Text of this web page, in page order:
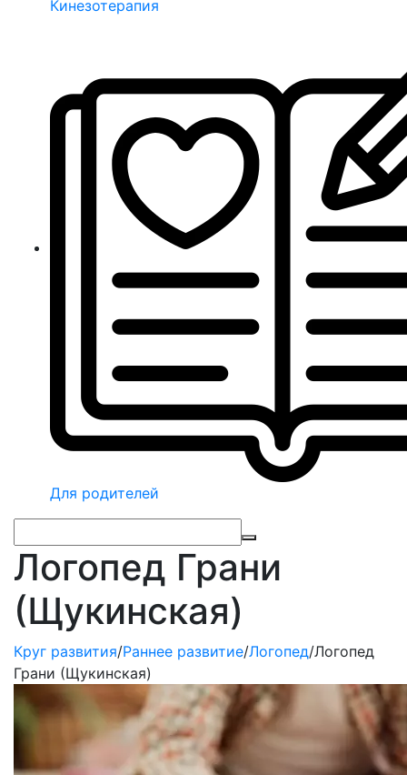
Кинезотерапия
Для родителей
Логопед Грани
(Щукинская)
Круг развития/Раннее развитие/Логопед/Логопед
Грани (Щукинская)